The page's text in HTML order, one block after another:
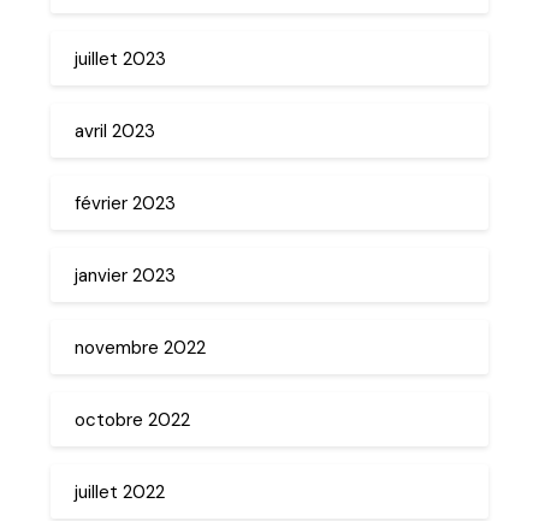
juillet 2023
avril 2023
février 2023
janvier 2023
novembre 2022
octobre 2022
juillet 2022